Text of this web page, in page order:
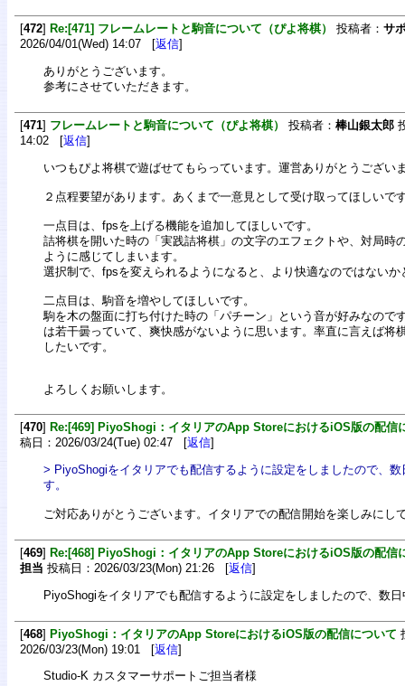
[472] Re:[471] フレームレートと駒音について（ぴよ将棋） 投稿者： サ
2026/04/01(Wed) 14:07 [返信]
ありがとうございます。
参考にさせていただきます。
[471] フレームレートと駒音について（ぴよ将棋） 投稿者： 棒山銀太郎
14:02 [返信]
いつもぴよ将棋で遊ばせてもらっています。運営ありがとうござい
２点程要望があります。あくまで一意見として受け取ってほしいで
一点目は、fpsを上げる機能を追加してほしいです。
詰将棋を開いた時の「実践詰将棋」の文字のエフェクトや、対局時
ように感じてしまいます。
選択制で、fpsを変えられるようになると、より快適なのではないか
二点目は、駒音を増やしてほしいです。
駒を木の盤面に打ち付けた時の「パチーン」という音が好みなので
は若干曇っていて、爽快感がないように思います。率直に言えば将
したいです。
よろしくお願いします。
[470] Re:[469] PiyoShogi：イタリアのApp StoreにおけるiOS版の配信
稿日：2026/03/24(Tue) 02:47 [返信]
> PiyoShogiをイタリアでも配信するように設定をしましたので、
す。
ご対応ありがとうございます。イタリアでの配信開始を楽しみにし
[469] Re:[468] PiyoShogi：イタリアのApp StoreにおけるiOS版の配信
担当 投稿日：2026/03/23(Mon) 21:26 [返信]
PiyoShogiをイタリアでも配信するように設定をしましたので、数
[468] PiyoShogi：イタリアのApp StoreにおけるiOS版の配信について
2026/03/23(Mon) 19:01 [返信]
Studio-K カスタマーサポートご担当者様